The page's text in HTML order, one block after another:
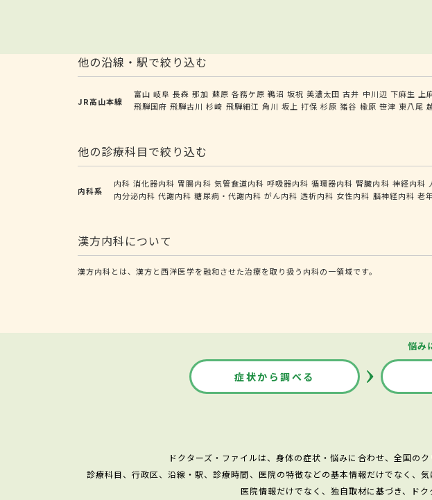
他の沿線・駅で絞り込む
JR高山本線
富山 岐阜 長森 那加 蘇原 各務ケ原 鵜沼 坂祝 美濃太田 古井 中川辺 下麻生 上
飛騨国府 飛騨古川 杉崎 飛騨細江 角川 坂上 打保 杉原 猪谷 楡原 笹津 東八尾
他の診療科目で絞り込む
内科系
内科 消化器内科 胃腸内科 気管食道内科 呼吸器内科 循環器内科 腎臓内科 神経内科
内分泌内科 代謝内科 糖尿病・代謝内科 がん内科 透析内科 女性内科 脳神経内科 老
漢方内科について
漢方内科とは、漢方と西洋医学を融和させた治療を取り扱う内科の一領域です。
悩み
症状から調べる
ドクターズ・ファイルは、身体の症状・悩みに合わせ、全国の
診療科目、行政区、沿線・駅、診療時間、医院の特徴などの基本情報だけでなく、
医院情報だけでなく、独自取材に基づき、ド